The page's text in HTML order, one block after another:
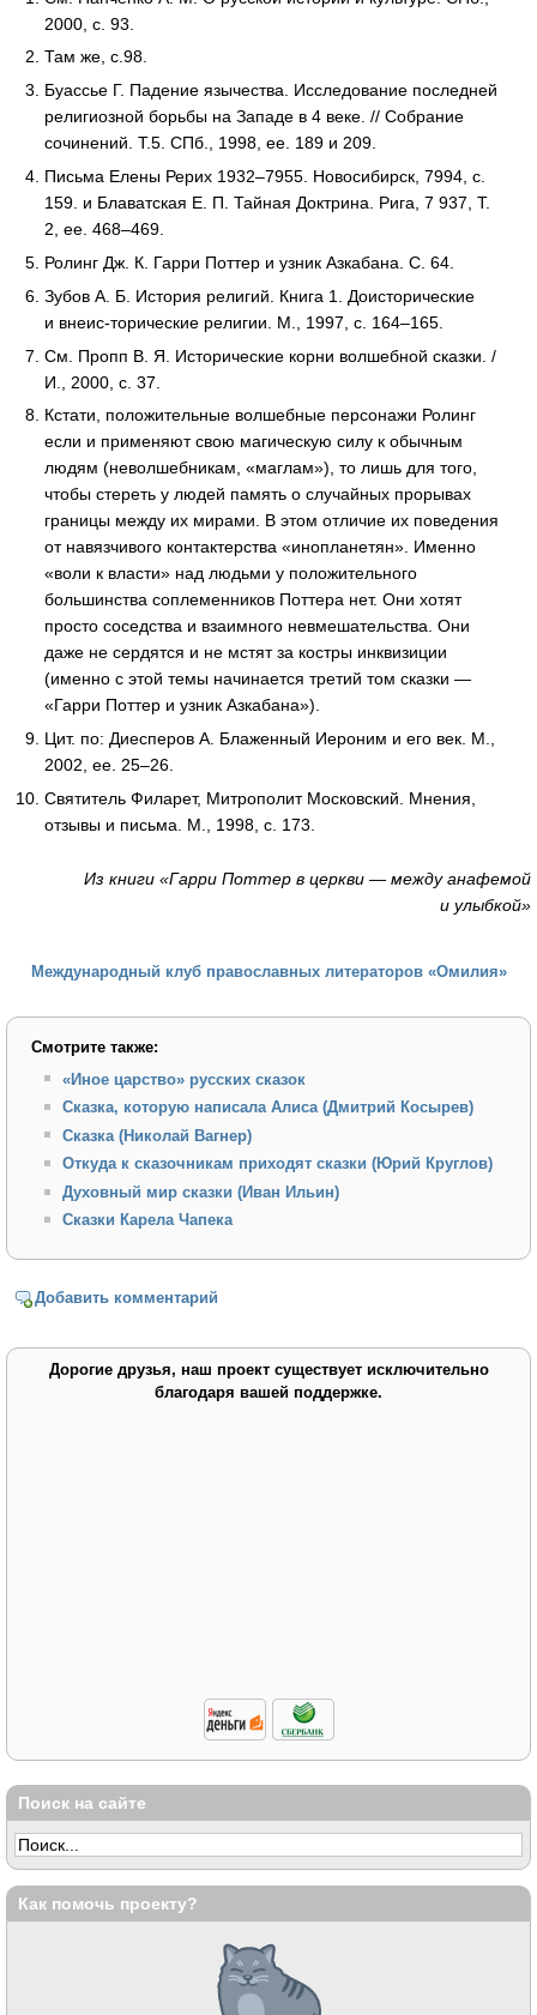
2000, с. 93.
Там же, с.98.
Буассье Г. Падение язычества. Исследование последней
религиозной борьбы на Западе в 4 веке. // Собрание
сочинений. Т.5. СПб., 1998, ее. 189 и 209.
Письма Елены Рерих 1932–7955. Новосибирск, 7994, с.
159. и Блаватская Е. П. Тайная Доктрина. Рига, 7 937, Т.
2, ее. 468–469.
Ролинг Дж. К. Гарри Поттер и узник Азкабана. С. 64.
ЗубовА. Б. История религий. Книга 1. Доисторические
и внеис-торические религии. М., 1997, с. 164–165.
См. Пропп В. Я. Исторические корни волшебной сказки. /
И., 2000, с. 37.
Кстати, положительные волшебные персонажи Ролинг
если и применяют свою магическую силу к обычным
людям (неволшебникам, «маглам»), то лишь для того,
чтобы стереть у людей память о случайных прорывах
границы между их мирами. В этом отличие их поведения
от навязчивого контактерства «инопланетян». Именно
«воли к власти» над людьми у положительного
большинства соплеменников Поттера нет. Они хотят
просто соседства и взаимного невмешательства. Они
даже не сердятся и не мстят за костры инквизиции
(именно с этой темы начинается третий том сказки —
«Гарри Поттер и узник Азкабана»).
Цит. по: Диесперов А. Блаженный Иероним и его век. М.,
2002, ее. 25–26.
Святитель Филарет, Митрополит Московский. Мнения,
отзывы и письма. М., 1998, с. 173.
Из книги «Гарри Поттер в церкви — между анафемой
и улыбкой»
Международный клуб православных литераторов «Омилия»
Смотрите также:
«Иное царство» русских сказок
Сказка, которую написала Алиса (Дмитрий Косырев)
Сказка (Николай Вагнер)
Откуда к сказочникам приходят сказки (Юрий Круглов)
Духовный мир сказки (Иван Ильин)
Сказки Карела Чапека
Добавить комментарий
Дорогие друзья, наш проект существует исключительно
благодаря вашей поддержке.
Поиск на сайте
Как помочь проекту?